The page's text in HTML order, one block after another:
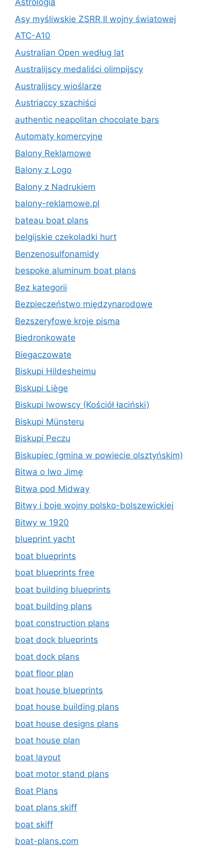
Astrologia
Asy myśliwskie ZSRR II wojny światowej
ATC-A10
Australian Open według lat
Australijscy medaliści olimpijscy
Australijscy wioślarze
Austriaccy szachiści
authentic neapolitan chocolate bars
Automaty komercyjne
Balony Reklamowe
Balony z Logo
Balony z Nadrukiem
balony-reklamowe.pl
bateau boat plans
belgijskie czekoladki hurt
Benzenosulfonamidy
bespoke aluminum boat plans
Bez kategorii
Bezpieczeństwo międzynarodowe
Bezszeryfowe kroje pisma
Biedronkowate
Biegaczowate
Biskupi Hildesheimu
Biskupi Liège
Biskupi lwowscy (Kościół łaciński)
Biskupi Münsteru
Biskupi Peczu
Biskupiec (gmina w powiecie olsztyńskim)
Bitwa o Iwo Jimę
Bitwa pod Midway
Bitwy i boje wojny polsko-bolszewickiej
Bitwy w 1920
blueprint yacht
boat blueprints
boat blueprints free
boat building blueprints
boat building plans
boat construction plans
boat dock blueprints
boat dock plans
boat floor plan
boat house blueprints
boat house building plans
boat house designs plans
boat house plan
boat layout
boat motor stand plans
Boat Plans
boat plans skiff
boat skiff
boat-plans.com